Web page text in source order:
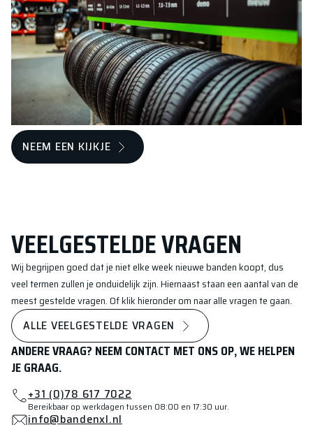
NEEM EEN KIJKJE
VEELGESTELDE VRAGEN
Wij begrijpen goed dat je niet elke week nieuwe banden koopt, dus
veel termen zullen je onduidelijk zijn. Hiernaast staan een aantal van de
meest gestelde vragen. Of klik hieronder om naar alle vragen te gaan.
ALLE VEELGESTELDE VRAGEN
ANDERE VRAAG? NEEM CONTACT MET ONS OP, WE HELPEN
JE GRAAG.
+31 (0)78 617 7022
Bereikbaar op werkdagen tussen 08:00 en 17:30 uur.
info@bandenxl.nl